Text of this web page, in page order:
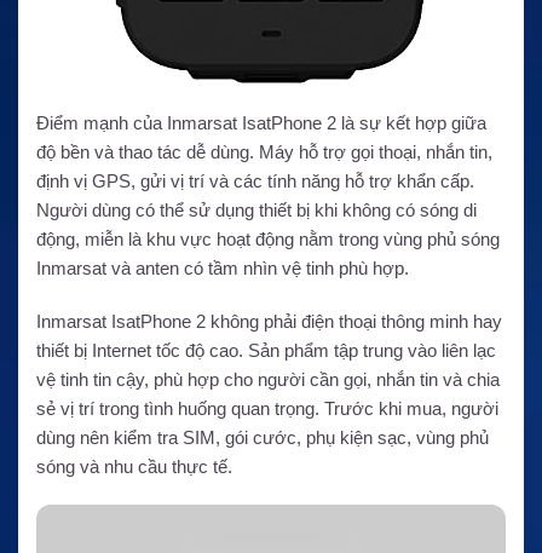
Điểm mạnh của Inmarsat IsatPhone 2 là sự kết hợp giữa
độ bền và thao tác dễ dùng. Máy hỗ trợ gọi thoại, nhắn tin,
định vị GPS, gửi vị trí và các tính năng hỗ trợ khẩn cấp.
Người dùng có thể sử dụng thiết bị khi không có sóng di
động, miễn là khu vực hoạt động nằm trong vùng phủ sóng
Inmarsat và anten có tầm nhìn vệ tinh phù hợp.
Inmarsat IsatPhone 2 không phải điện thoại thông minh hay
thiết bị Internet tốc độ cao. Sản phẩm tập trung vào liên lạc
vệ tinh tin cậy, phù hợp cho người cần gọi, nhắn tin và chia
sẻ vị trí trong tình huống quan trọng. Trước khi mua, người
dùng nên kiểm tra SIM, gói cước, phụ kiện sạc, vùng phủ
sóng và nhu cầu thực tế.